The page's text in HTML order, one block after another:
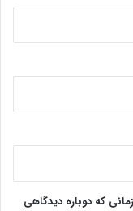
که دوباره دیدگاهی